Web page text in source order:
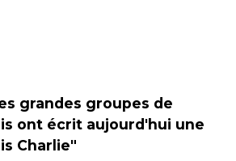
grandes groupes de
ont écrit aujourd'hui une
Charlie"